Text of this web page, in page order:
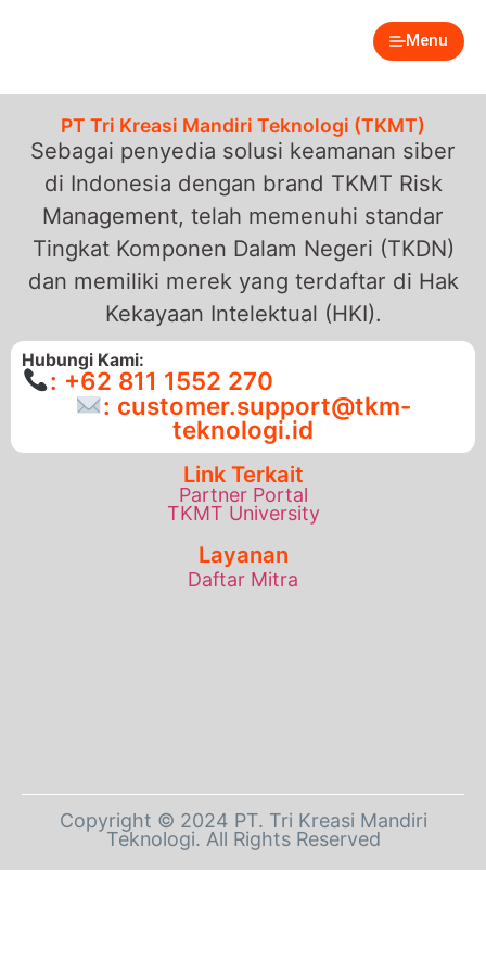
Menu
PT Tri Kreasi Mandiri Teknologi (TKMT)
Sebagai penyedia solusi keamanan siber
di Indonesia dengan brand TKMT Risk
Management, telah memenuhi standar
Tingkat Komponen Dalam Negeri (TKDN)
dan memiliki merek yang terdaftar di Hak
Kekayaan Intelektual (HKI).
Hubungi Kami:
: +62 811 1552 270
: customer.support@tkm-
teknologi.id
Link Terkait
Partner Portal
TKMT University
Layanan
Daftar Mitra
Copyright © 2024 PT. Tri Kreasi Mandiri
Teknologi. All Rights Reserved